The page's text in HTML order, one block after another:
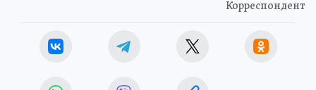
Корреспондент